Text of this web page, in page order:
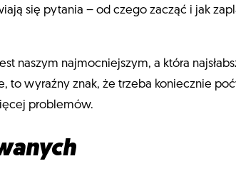
się pytania – od czego zacząć i jak
naszym najmocniejszym, a która
to wyraźny znak, że trzeba koniecznie
problemów.